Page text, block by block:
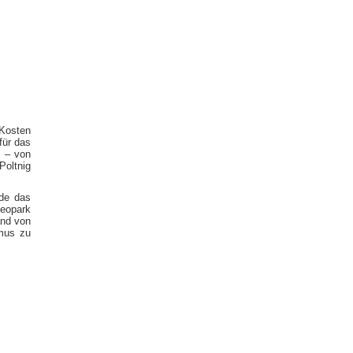
das
– von
das
von
zu